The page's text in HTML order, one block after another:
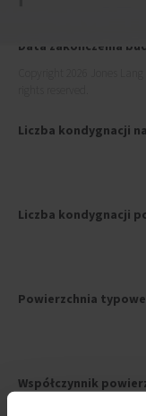
Data zakończenia
Liczba kondygnacji
Liczba kondygnacji
Powierzchnia
Współczynnik